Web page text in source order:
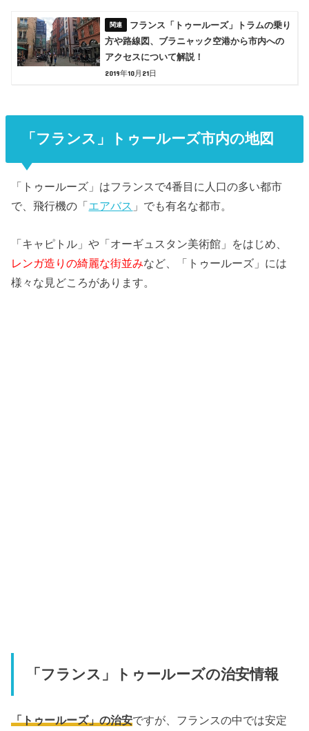
フランス「トゥールーズ」トラムの乗り
方や路線図、ブラニャック空港から市内への
アクセスについて解説！
2019年10月21日
「フランス」トゥールーズ市内の地図
「トゥールーズ」はフランスで4番目に人口の多い都市
で、飛行機の「 エアバス 」でも有名な都市。
「キャピトル」や「オーギュスタン美術館」をはじめ、
レンガ造りの綺麗な街並みなど、「トゥールーズ」には
様々な見どころがあります。
「フランス」トゥールーズの治安情報
「トゥールーズ」の治安ですが、フランスの中では安定